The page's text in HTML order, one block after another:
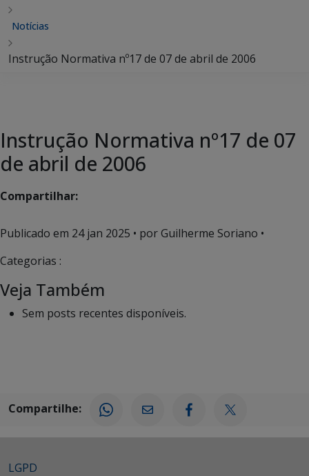
Notícias
Instrução Normativa nº17 de 07 de abril de 2006
Instrução Normativa nº17 de 07
de abril de 2006
Compartilhar:
Publicado em 24 jan 2025 • por Guilherme Soriano •
Categorias :
Veja Também
Sem posts recentes disponíveis.
Compartilhe:
LGPD